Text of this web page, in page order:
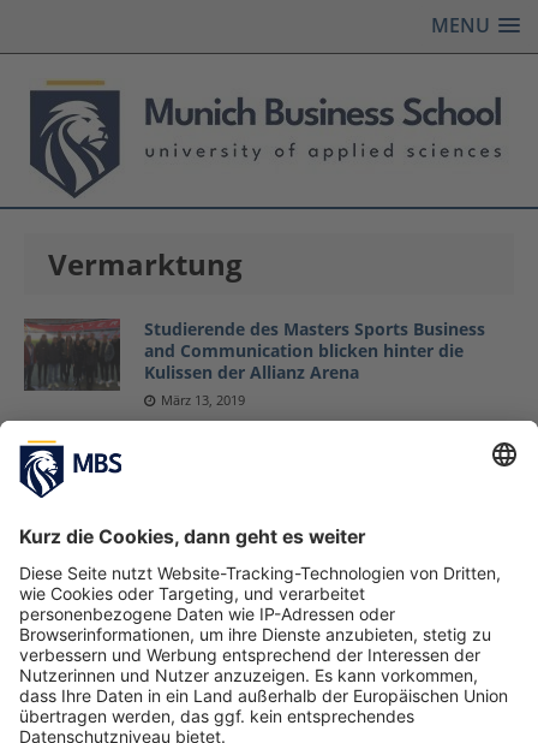
MENU
Vermarktung
Studierende des Masters Sports Business
and Communication blicken hinter die
Kulissen der Allianz Arena
März 13, 2019
Copyright © Munich Business School